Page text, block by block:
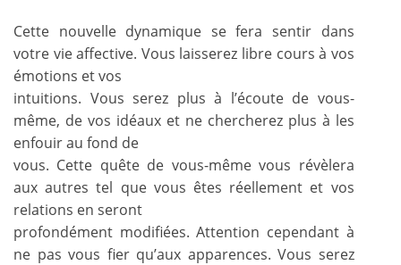
Cette nouvelle dynamique se fera sentir dans
votre vie affective. Vous laisserez libre cours à vos
émotions et vos
intuitions. Vous serez plus à l’écoute de vous-
même, de vos idéaux et ne chercherez plus à les
enfouir au fond de
vous. Cette quête de vous-même vous révèlera
aux autres tel que vous êtes réellement et vos
relations en seront
profondément modifiées. Attention cependant à
ne pas vous fier qu’aux apparences. Vous serez